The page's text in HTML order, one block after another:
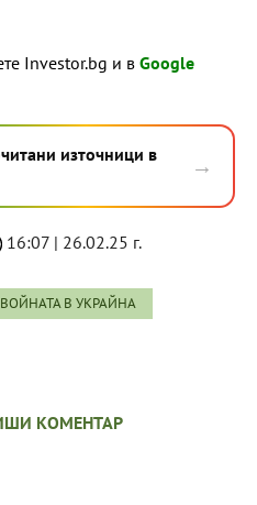
Investor.bg и в Google
източници в
→
16:07 | 26.02.25 г.
ВОЙНАТА В УКРАЙНА
КОМЕНТАР